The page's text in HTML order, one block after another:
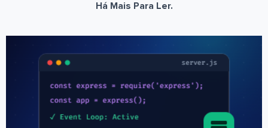
Há Mais Para Ler.